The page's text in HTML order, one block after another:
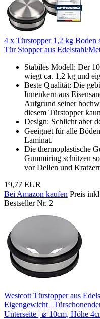
4 x Türstopper 1,2 kg Boden
Tür Stopper aus Edelstahl/
Stabiles Modell: Der
wiegt ca. 1,2 kg und
Beste Qualität: Die
Innenkern aus
Aufgrund seiner
diesem Türstopper
Design: Schlicht aber
Geeignet für alle
Laminat.
Die thermoplastische
Gummiring schützen
vor Dellen und
19,77 EUR
Bei Amazon kaufen Preis
Bestseller Nr. 2
Westcott Türstopper aus
Eigengewicht |
Unterseite | ⌀ 10cm, Höhe